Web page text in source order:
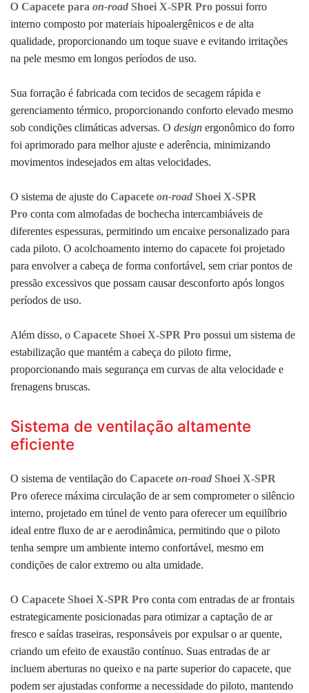
O Capacete para on-road Shoei X-SPR Pro possui forro
interno composto por materiais hipoalergênicos e de alta
qualidade, proporcionando um toque suave e evitando irritações
na pele mesmo em longos períodos de uso.
Sua forração é fabricada com tecidos de secagem rápida e
gerenciamento térmico, proporcionando conforto elevado mesmo
sob condições climáticas adversas. O design ergonômico do forro
foi aprimorado para melhor ajuste e aderência, minimizando
movimentos indesejados em altas velocidades.
O sistema de ajuste do Capacete on-road Shoei X-SPR
Pro conta com almofadas de bochecha intercambiáveis de
diferentes espessuras, permitindo um encaixe personalizado para
cada piloto. O acolchoamento interno do capacete foi projetado
para envolver a cabeça de forma confortável, sem criar pontos de
pressão excessivos que possam causar desconforto após longos
períodos de uso.
Além disso, o Capacete Shoei X-SPR Pro possui um sistema de
estabilização que mantém a cabeça do piloto firme,
proporcionando mais segurança em curvas de alta velocidade e
frenagens bruscas.
Sistema de ventilação altamente
eficiente
O sistema de ventilação do Capacete on-road Shoei X-SPR
Pro oferece máxima circulação de ar sem comprometer o silêncio
interno, projetado em túnel de vento para oferecer um equilíbrio
ideal entre fluxo de ar e aerodinâmica, permitindo que o piloto
tenha sempre um ambiente interno confortável, mesmo em
condições de calor extremo ou alta umidade.
O Capacete Shoei X-SPR Pro conta com entradas de ar frontais
estrategicamente posicionadas para otimizar a captação de ar
fresco e saídas traseiras, responsáveis por expulsar o ar quente,
criando um efeito de exaustão contínuo. Suas entradas de ar
incluem aberturas no queixo e na parte superior do capacete, que
podem ser ajustadas conforme a necessidade do piloto, mantendo